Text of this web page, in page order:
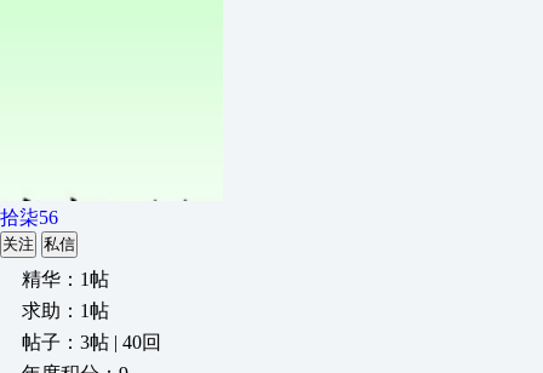
拾柒56
关注 私信
精华：1帖
求助：1帖
帖子：3帖 | 40回